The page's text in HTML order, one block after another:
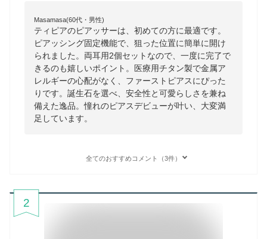
Masamasa(60代・男性)
ティピアのピアッサーは、初めての方に最適です。
ピアッシング固定機能で、狙った位置に簡単に開け
られました。両耳用2個セットなので、一度に完了で
きるのも嬉しいポイント。医療用チタン製で金属ア
レルギーの心配がなく、ファーストピアスにぴった
りです。誕生石を選べ、安全性と可愛らしさを兼ね
備えた逸品。憧れのピアスデビューが叶い、大変満
足しています。
全てのおすすめコメント（3件）
2